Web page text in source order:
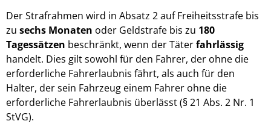
Der Strafrahmen wird in Absatz 2 auf Freiheitsstrafe bis
zu sechs Monaten oder Geldstrafe bis zu 180
Tagessätzen beschränkt, wenn der Täterfahrlässig
handelt. Dies gilt sowohl für den Fahrer, der ohne die
erforderliche Fahrerlaubnis fährt, als auch für den
Halter, der sein Fahrzeug einem Fahrer ohne die
erforderliche Fahrerlaubnis überlässt (§ 21 Abs. 2 Nr. 1
StVG).